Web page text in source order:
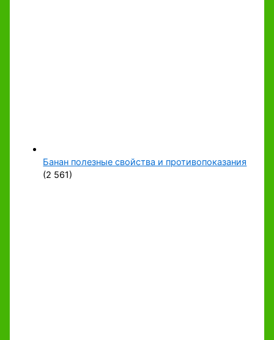
Банан полезные свойства и противопоказания
(2 561)